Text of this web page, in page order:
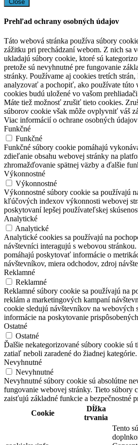
Close
Prehľad ochrany osobných údajov
Táto webová stránka používa súbory
zážitku pri prechádzaní webom. Z nich sa
ukladajú súbory cookie, ktoré sú
pretože sú nevyhnutné pre fungovanie
stránky. Používame aj cookies tretích
analyzovať a pochopiť, ako používate túto
cookies budú uložené vo vašom
Máte tiež možnosť zrušiť tieto cookies.
súborov cookie však môže ovplyvniť váš
Viac informácií o ochrane osobných údajov
Funkčné
Funkčné
Funkčné súbory cookie pomáhajú
zdieľanie obsahu webovej stránky na
zhromažďovanie spätnej väzby a ďalšie
Výkonnostné
Výkonnostné
Výkonnostné súbory cookie sa používajú
kľúčových indexov výkonnosti webovej
poskytovaní lepšej používateľskej
Analytické
Analytické
Analytické cookies sa používajú na
návštevníci interagujú s webovou
pomáhajú poskytovať informácie o
návštevníkov, miera odchodov, zdroj
Reklamné
Reklamné
Reklamné súbory cookie sa používajú na
reklám a marketingových kampaní
cookie sledujú návštevníkov na webových
informácie na poskytovanie
Ostatné
Ostatné
Ďalšie nekategorizované súbory cookie sú
zatiaľ neboli zaradené do žiadnej kategórie.
Nevyhnutné
Nevyhnutné
Nevyhnutné súbory cookie sú absolútne
fungovanie webovej stránky. Tieto súbory
zaisťujú základné funkcie a bezpečnostné
Cookie
Dĺžka
trvania
Tento